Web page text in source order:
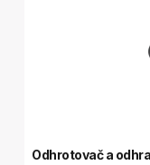
Odhrotovač a